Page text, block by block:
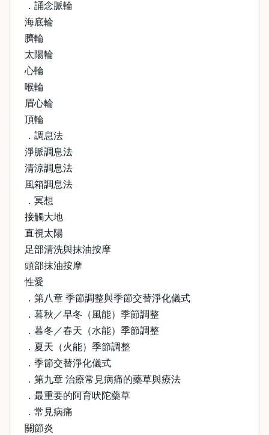
．誦念脈輪
海底輪
臍輪
太陽輪
心輪
喉輪
眉心輪
頂輪
．調息法
淨脈調息法
清涼調息法
風箱調息法
．冥想
接觸大地
直視太陽
足部清洗與抹油按摩
頭部抹油按摩
性愛
．第八章 季節調整與季節交替淨化儀式
．暮秋／早冬（風能）季節調整
．暮冬／春天（水能）季節調整
．夏天（火能）季節調整
．季節交替淨化儀式
．第九章 治療常見病痛的藥草與療法
．最重要的阿育吠陀藥草
．常見病痛
關節炎